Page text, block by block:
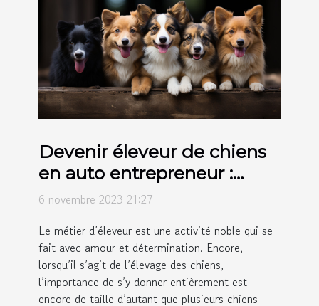
Devenir éleveur de chiens
en auto entrepreneur :
comment s’y prendre ?
6 novembre 2023 21:27
Le métier d’éleveur est une activité noble qui se
fait avec amour et détermination. Encore,
lorsqu’il s’agit de l’élevage des chiens,
l’importance de s’y donner entièrement est
encore de taille d’autant que plusieurs chiens